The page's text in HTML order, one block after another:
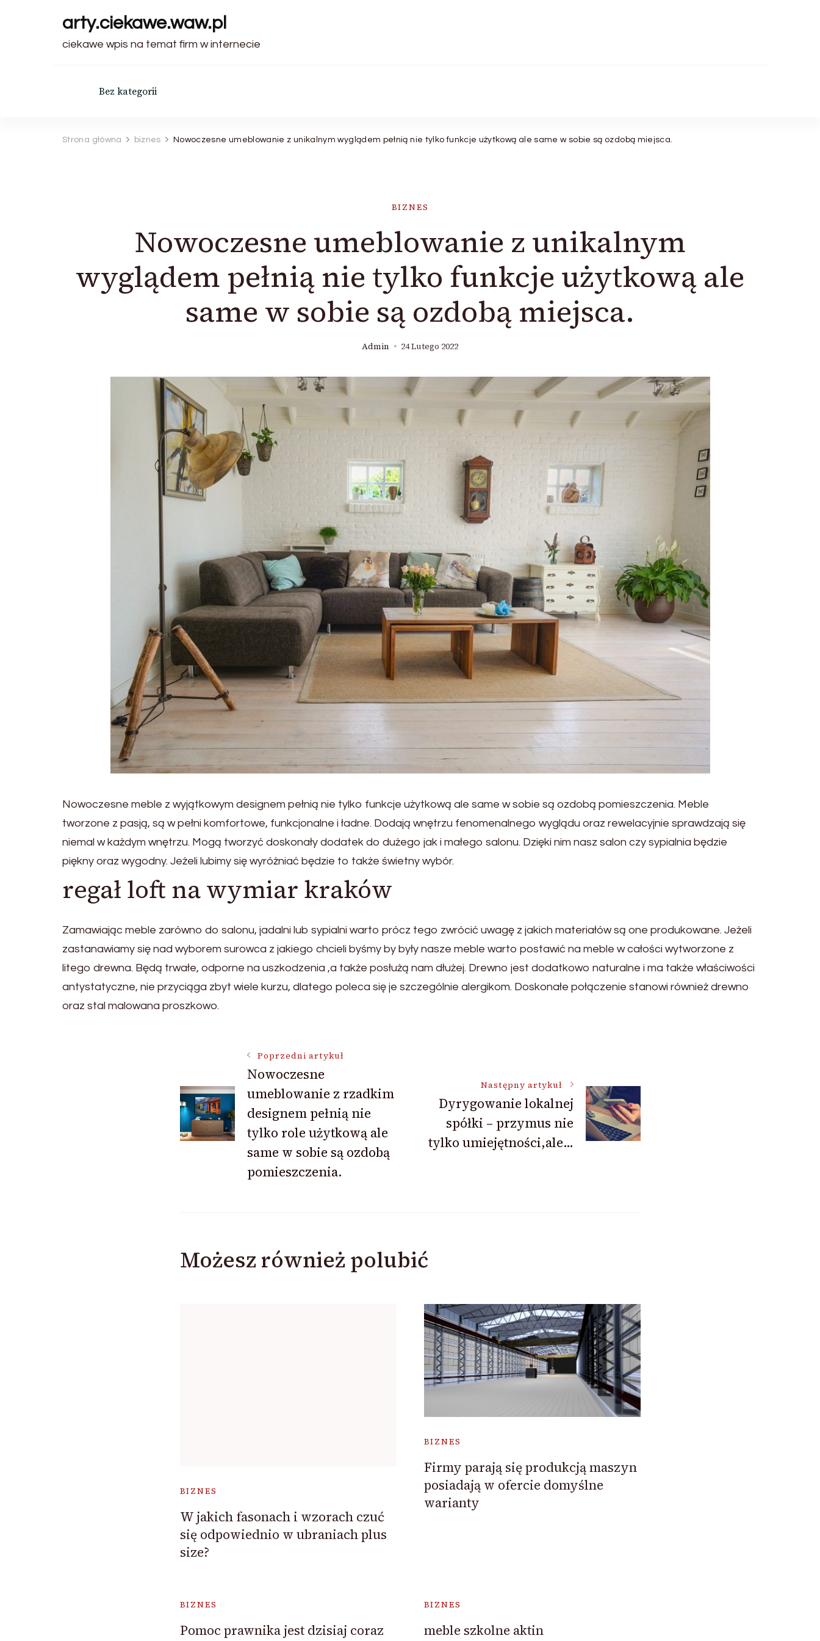
arty.ciekawe.waw.pl
ciekawe wpis na temat firm w internecie
Bez kategorii
Strona główna biznes Nowoczesne umeblowanie z unikalnym wyglądem pełnią nie tylko funkcje użytkową ale same w sobie są ozdobą miejsca.
BIZNES
Nowoczesne umeblowanie z unikalnym
wyglądem pełnią nie tylko funkcje użytkową ale
same w sobie są ozdobą miejsca.
Admin 24 Lutego 2022
Nowoczesne meble z wyjątkowym designem pełnią nie tylko funkcje użytkową ale same w sobie są ozdobą pomieszczenia. Meble
tworzone z pasją, są w pełni komfortowe, funkcjonalne i ładne. Dodają wnętrzu fenomenalnego wyglądu oraz rewelacyjnie sprawdzają się
niemal w każdym wnętrzu. Mogą tworzyć doskonały dodatek do dużego jak i małego salonu. Dzięki nim nasz salon czy sypialnia będzie
piękny oraz wygodny. Jeżeli lubimy się wyróżniać będzie to także świetny wybór.
regał loft na wymiar kraków
Zamawiając meble zarówno do salonu, jadalni lub sypialni warto prócz tego zwrócić uwagę z jakich materiałów są one produkowane. Jeżeli
zastanawiamy się nad wyborem surowca z jakiego chcieli byśmy by były nasze meble warto postawić na meble w całości wytworzone z
litego drewna. Będą trwałe, odporne na uszkodzenia ,a także posłużą nam dłużej. Drewno jest dodatkowo naturalne i ma także właściwości
antystatyczne, nie przyciąga zbyt wiele kurzu, dlatego poleca się je szczególnie alergikom. Doskonałe połączenie stanowi również drewno
oraz stal malowana proszkowo.
Nawigacja
wpisu
Poprzedni artykuł
Nowoczesne
umeblowanie z rzadkim
designem pełnią nie
tylko role użytkową ale
same w sobie są ozdobą
pomieszczenia.
Następny artykuł
Dyrygowanie lokalnej
spółki – przymus nie
tylko umiejętności,ale…
Możesz również polubić
BIZNES
W jakich fasonach i wzorach czuć
się odpowiednio w ubraniach plus
size?
BIZNES
Firmy parają się produkcją maszyn
posiadają w ofercie domyślne
warianty
BIZNES
Pomoc prawnika jest dzisiaj coraz
BIZNES
meble szkolne aktin